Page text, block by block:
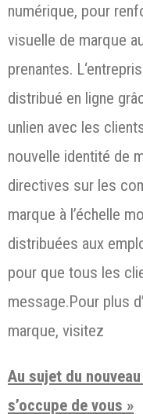
numérique, pour
visuelle de marque
prenantes.
distribué en ligne
unlien avec les
nouvelle identité de
directives sur les
marque à l’échelle
distribuées aux
pour que tous les
message.Pour plus
marque, visitez
Au sujet du
s’occupe de vous »